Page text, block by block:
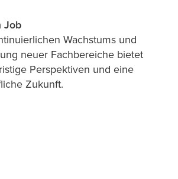
Job
Wachstums und
neuer Fachbereiche bietet
Perspektiven und eine
Zukunft.